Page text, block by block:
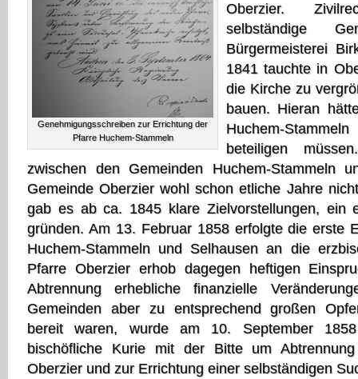
Genehmigungsschreiben zur Errichtung der
Pfarre Huchem-Stammeln
Oberzier.
selbständige
Bürgermeisterei
1841 tauchte in
die Kirche zu
bauen. Hieran
Huchem-
beteiligen
zwischen den Gemeinden Huchem-Stammeln
Gemeinde Oberzier wohl schon etliche Jahre
gab es ab ca. 1845 klare Zielvorstellungen, ein
gründen. Am 13. Februar 1858 erfolgte die erste
Huchem-Stammeln und Selhausen an die
Pfarre Oberzier erhob dagegen heftigen
Abtrennung erhebliche finanzielle
Gemeinden aber zu entsprechend großen
bereit waren, wurde am 10. September
bischöfliche Kurie mit der Bitte um
Oberzier und zur Errichtung einer selbständigen